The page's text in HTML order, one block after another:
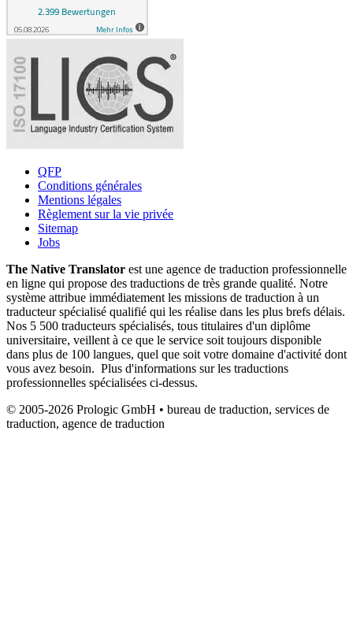
QFP
Conditions générales
Mentions légales
Règlement sur la vie privée
Sitemap
Jobs
The Native Translator est une agence de traduction professionnelle
en ligne qui propose des traductions de très grande qualité. Notre
système attribue immédiatement les missions de traduction à un
traducteur spécialisé qualifié qui les réalise dans les plus brefs délais.
Nos 5 500 traducteurs spécialisés, tous titulaires d'un diplôme
universitaire, veillent à ce que le service soit toujours disponible
dans plus de 100 langues, quel que soit votre domaine d'activité dont
vous avez besoin. Plus d'informations sur les traductions
professionnelles spécialisées ci-dessus.
© 2005-2026 Prologic GmbH • bureau de traduction, services de
traduction, agence de traduction